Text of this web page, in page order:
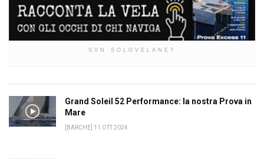
SVN SOLOVELANET
Grand Soleil 52 Performance: la nostra Prova in
Mare
[BARCHE] 11 OTT 2024